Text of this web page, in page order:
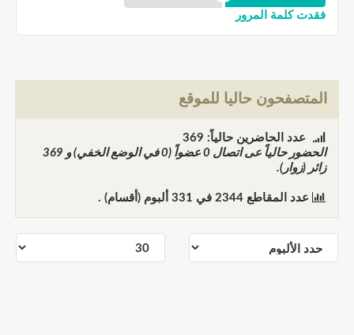
فقدت كلمة المرور
المتصفحون حاليا للموقع
عدد الحاضرين حالياً: 369
الحضور حالياً عى اتصال 0 عضواً (0 في الوضع الخفي) و
369
زائر (زوار).
عدد المقاطع2344 في 331 ألبوم (أقسام) .